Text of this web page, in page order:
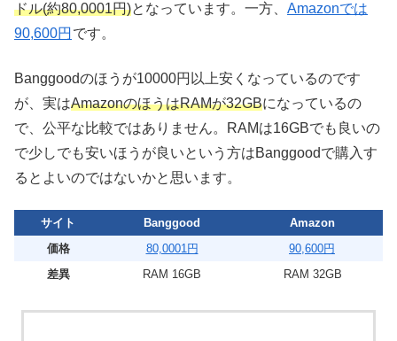
ドル(約80,0001円)となっています。一方、 Amazonでは
90,600円 です。
Banggoodのほうが10000円以上安くなっているのです
が、実はAmazonのほうはRAMが32GBになっているの
で、公平な比較ではありません。RAMは16GBでも良いの
で少しでも安いほうが良いという方はBanggoodで購入す
るとよいのではないかと思います。
サイト Banggood
Amazon
価格
80,0001円
90,600円
差異
RAM 16GB RAM 32GB